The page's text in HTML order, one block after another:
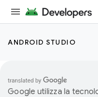
ANDROID STUDIO
Google utilizza la